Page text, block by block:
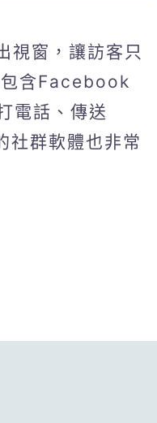
視窗，讓訪客只
包含Facebook
電話、傳送
社群軟體也非常